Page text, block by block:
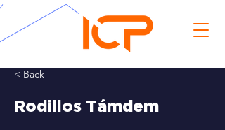
< Back
Rodillos Támdem